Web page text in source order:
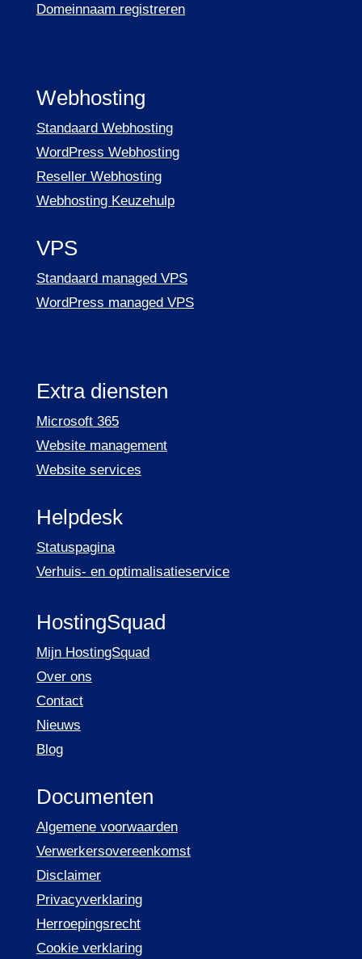
Domeinnaam registreren
Webhosting
Standaard Webhosting
WordPress Webhosting
Reseller Webhosting
Webhosting Keuzehulp
VPS
Standaard managed VPS
WordPress managed VPS
Extra diensten
Microsoft 365
Website management
Website services
Helpdesk
Statuspagina
Verhuis- en optimalisatieservice
HostingSquad
Mijn HostingSquad
Over ons
Contact
Nieuws
Blog
Documenten
Algemene voorwaarden
Verwerkersovereenkomst
Disclaimer
Privacyverklaring
Herroepingsrecht
Cookie verklaring